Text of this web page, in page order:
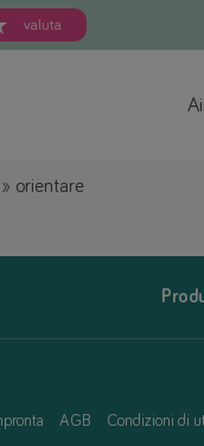
valuta
orientare
AGB Condizioni di